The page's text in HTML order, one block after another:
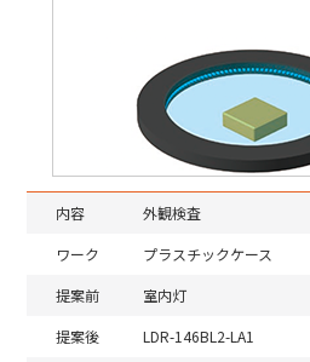
内容
外観検査
ワーク
プラスチックケース
提案前
室内灯
提案後
LDR-146BL2-LA1